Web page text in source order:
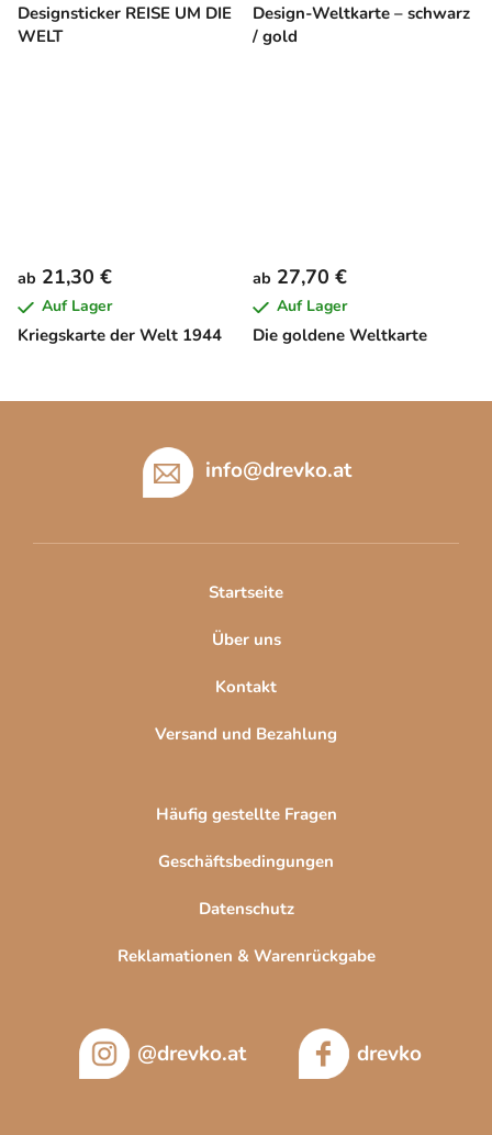
Designsticker REISE UM DIE
WELT
Design-Weltkarte – schwarz
/ gold
Kriegskarte der Welt 1944
ab 21,30 €
Auf Lager
Die goldene Weltkarte
ab 27,70 €
Auf Lager
info@drevko.at
Startseite
Über uns
Kontakt
Versand und Bezahlung
Häufig gestellte Fragen
Geschäftsbedingungen
Datenschutz
Reklamationen & Warenrückgabe
@drevko.at drevko